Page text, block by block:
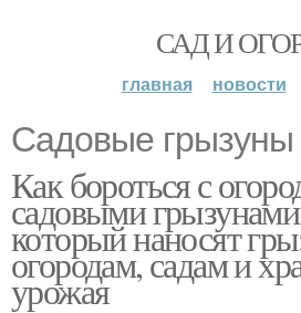
САД И
главная новости
Садовые грызуны
Как бороться с
садовыми
который наносят
огородам, садам и
урожая